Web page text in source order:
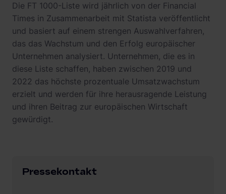
Die FT 1000-Liste wird jährlich von der Financial
Times in Zusammenarbeit mit Statista veröffentlicht
und basiert auf einem strengen Auswahlverfahren,
das das Wachstum und den Erfolg europäischer
Unternehmen analysiert. Unternehmen, die es in
diese Liste schaffen, haben zwischen 2019 und
2022 das höchste prozentuale Umsatzwachstum
erzielt und werden für ihre herausragende Leistung
und ihren Beitrag zur europäischen Wirtschaft
gewürdigt.
Pressekontakt